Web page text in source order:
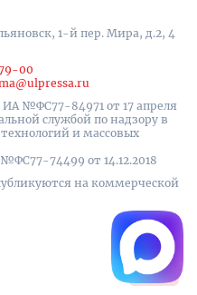
1-й пер. Мира, д.2, 4
00
№ФС77-84971 от 17 апреля
службой по надзору в
и массовых
74499 от 14.12.2018
на коммерческой